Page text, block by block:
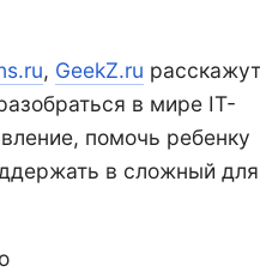
, GeekZ.ru расскажут
в мире IT-
помочь ребенку
в сложный для